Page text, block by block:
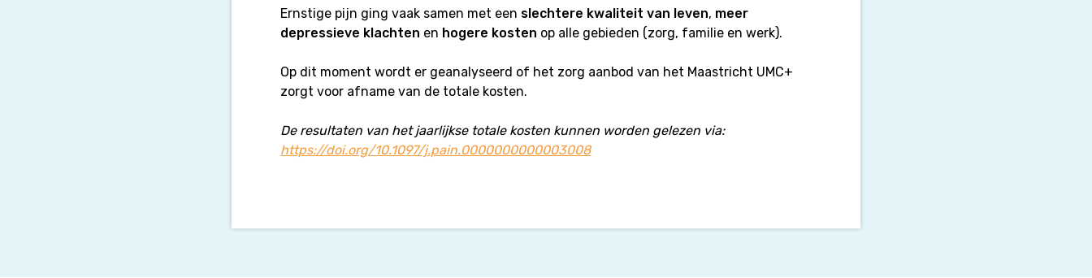
Ernstige pijn ging vaak samen met een slechtere kwaliteit van leven, meer
depressieve klachten en hogere kosten op alle gebieden (zorg, familie en werk).
Op dit moment wordt er geanalyseerd of het zorg aanbod van het Maastricht UMC+
zorgt voor afname van de totale kosten.
De resultaten van het jaarlijkse totale kosten kunnen worden gelezen via:
https://doi.org/10.1097/j.pain.0000000000003008